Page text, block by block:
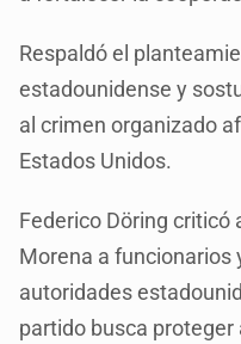
Respaldó el
estadounidense y
al crimen organizado
Estados Unidos.
Federico Döring criticó
Morena a funcionarios
autoridades
partido busca